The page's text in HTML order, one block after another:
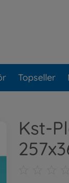
Topseller
Kst-